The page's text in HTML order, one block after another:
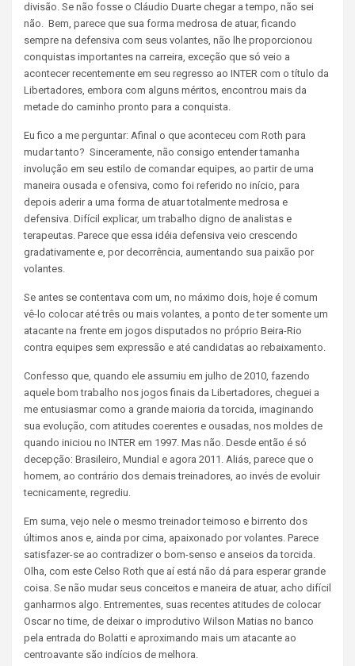
divisão. Se não fosse o Cláudio Duarte chegar a tempo, não sei
não. Bem, parece que sua forma medrosa de atuar, ficando
sempre na defensiva com seus volantes, não lhe proporcionou
conquistas importantes na carreira, exceção que só veio a
acontecer recentemente em seu regresso ao INTER com o título da
Libertadores, embora com alguns méritos, encontrou mais da
metade do caminho pronto para a conquista.
Eu fico a me perguntar: Afinal o que aconteceu com Roth para
mudar tanto? Sinceramente, não consigo entender tamanha
involução em seu estilo de comandar equipes, ao partir de uma
maneira ousada e ofensiva, como foi referido no início, para
depois aderir a uma forma de atuar totalmente medrosa e
defensiva. Difícil explicar, um trabalho digno de analistas e
terapeutas. Parece que essa idéia defensiva veio crescendo
gradativamente e, por decorrência, aumentando sua paixão por
volantes.
Se antes se contentava com um, no máximo dois, hoje é comum
vê-lo colocar até três ou mais volantes, a ponto de ter somente um
atacante na frente em jogos disputados no próprio Beira-Rio
contra equipes sem expressão e até candidatas ao rebaixamento.
Confesso que, quando ele assumiu em julho de 2010, fazendo
aquele bom trabalho nos jogos finais da Libertadores, cheguei a
me entusiasmar como a grande maioria da torcida, imaginando
sua evolução, com atitudes coerentes e ousadas, nos moldes de
quando iniciou no INTER em 1997. Mas não. Desde então é só
decepção: Brasileiro, Mundial e agora 2011. Aliás, parece que o
homem, ao contrário dos demais treinadores, ao invés de evoluir
tecnicamente, regrediu.
Em suma, vejo nele o mesmo treinador teimoso e birrento dos
últimos anos e, ainda por cima, apaixonado por volantes. Parece
satisfazer-se ao contradizer o bom-senso e anseios da torcida.
Olha, com este Celso Roth que aí está não dá para esperar grande
coisa. Se não mudar seus conceitos e maneira de atuar, acho difícil
ganharmos algo. Entrementes, suas recentes atitudes de colocar
Oscar no time, de deixar o improdutivo Wilson Matias no banco
pela entrada do Bolatti e aproximando mais um atacante ao
centroavante são indícios de melhora.